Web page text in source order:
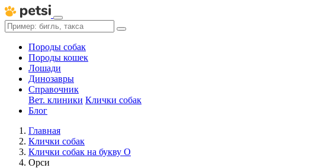
Породы собак
Породы кошек
Лошади
Динозавры
Справочник
Вет. клиники Клички собак
Блог
Главная
Клички собак
Клички собак на букву О
Орси